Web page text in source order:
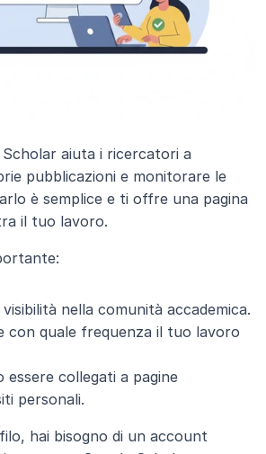
aiuta i ricercatori a
pubblicazioni e monitorare le
è semplice e ti offre una pagina
il tuo lavoro.
nella comunità accademica.
con quale frequenza il tuo lavoro
essere collegati a pagine
personali.
hai bisogno di un account